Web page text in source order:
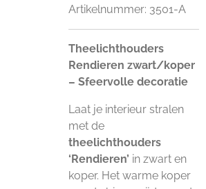
Artikelnummer: 3501-A
Theelichthouders
Rendieren zwart/koper
– Sfeervolle decoratie
Laat je interieur stralen
met de
theelichthouders
‘Rendieren’ in zwart en
koper. Het warme koper